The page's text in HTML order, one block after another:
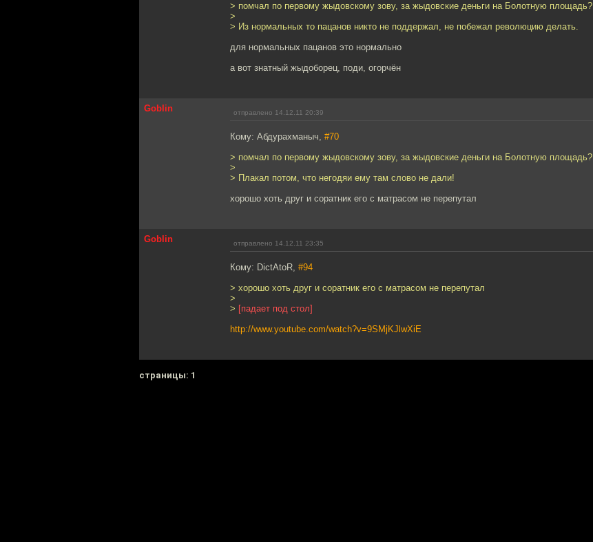
> помчал по первому жыдовскому зову, за жыдовские деньги на Болотную площадь?
>
> Из нормальных то пацанов никто не поддержал, не побежал революцию делать.
для нормальных пацанов это нормально
а вот знатный жыдоборец, поди, огорчён
Goblin отправлено 14.12.11 20:39
Кому: Абдурахманыч, #70
> помчал по первому жыдовскому зову, за жыдовские деньги на Болотную площадь?
>
> Плакал потом, что негодяи ему там слово не дали!
хорошо хоть друг и соратник его с матрасом не перепутал
Goblin отправлено 14.12.11 23:35
Кому: DictAtoR, #94
> хорошо хоть друг и соратник его с матрасом не перепутал
>
> [падает под стол]
http://www.youtube.com/watch?v=9SMjKJlwXiE
cтраницы: 1